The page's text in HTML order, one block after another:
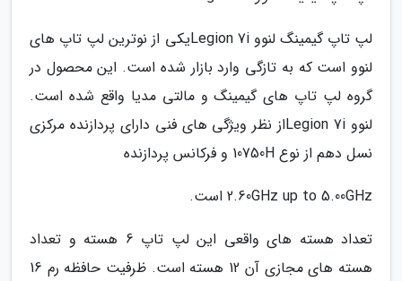
لپ تاپ گیمینگ لنوو Legion 7iیکی از نوترین لپ تاپ های
لنوو است که به تازگی وارد بازار شده است. این محصول در
گروه لپ تاپ های گیمینگ و مالتی مدیا واقع شده است.
لنوو Legion 7iاز نظر ویژگی های فنی دارای پردازنده مرکزی
نسل دهم از نوع 10750H و فرکانس پردازنده
2.60GHz up to 5.00GHz است.
تعداد هسته های واقعی این لپ تاپ 6 هسته و تعداد
هسته های مجازی آن 12 هسته است. ظرفیت حافظه رم 16